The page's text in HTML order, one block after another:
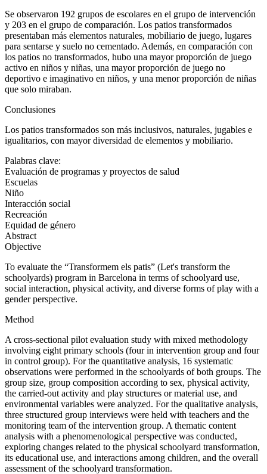
Se observaron 192 grupos de escolares en el grupo de intervención
y 203 en el grupo de comparación. Los patios transformados
presentaban más elementos naturales, mobiliario de juego, lugares
para sentarse y suelo no cementado. Además, en comparación con
los patios no transformados, hubo una mayor proporción de juego
activo en niños y niñas, una mayor proporción de juego no
deportivo e imaginativo en niños, y una menor proporción de niñas
que solo miraban.
Conclusiones
Los patios transformados son más inclusivos, naturales, jugables e
igualitarios, con mayor diversidad de elementos y mobiliario.
Palabras clave:
Evaluación de programas y proyectos de salud
Escuelas
Niño
Interacción social
Recreación
Equidad de género
Abstract
Objective
To evaluate the “Transformem els patis” (Let's transform the
schoolyards) program in Barcelona in terms of schoolyard use,
social interaction, physical activity, and diverse forms of play with a
gender perspective.
Method
A cross-sectional pilot evaluation study with mixed methodology
involving eight primary schools (four in intervention group and four
in control group). For the quantitative analysis, 16 systematic
observations were performed in the schoolyards of both groups. The
group size, group composition according to sex, physical activity,
the carried-out activity and play structures or material use, and
environmental variables were analyzed. For the qualitative analysis,
three structured group interviews were held with teachers and the
monitoring team of the intervention group. A thematic content
analysis with a phenomenological perspective was conducted,
exploring changes related to the physical schoolyard transformation,
its educational use, and interactions among children, and the overall
assessment of the schoolyard transformation.